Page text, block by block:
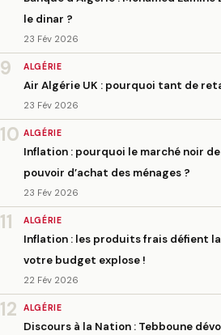
le dinar ?
23 Fév 2026
9 ALGÉRIE
Air Algérie UK : pourquoi tant de
23 Fév 2026
10 ALGÉRIE
Inflation : pourquoi le marché noir
pouvoir d’achat des ménages ?
23 Fév 2026
11 ALGÉRIE
Inflation : les produits frais défient
votre budget explose !
22 Fév 2026
12 ALGÉRIE
Discours à la Nation : Tebboune